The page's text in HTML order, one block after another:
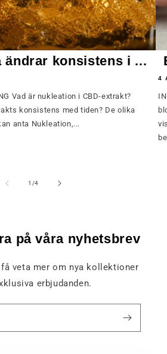
ändrar konsistens i ...
Vad är nukleation i CBD-extrakt?
konsistens med tiden? De olika
anta Nukleation,...
4
1 /av
4
på våra nyhetsbrev
veta mer om nya kollektioner
erbjudanden.